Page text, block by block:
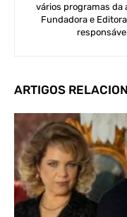
vários programas da
Fundadora e
ARTIGOS